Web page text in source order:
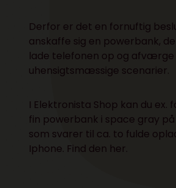
Derfor er det en fornuftig
anskaffe sig en powerbank,
lade telefonen op og afværge
uhensigtsmæssige scenarier.
I Elektronista Shop kan du ex.
fin powerbank i space gray på
som svarer til ca. to fulde
Iphone. Find den her.